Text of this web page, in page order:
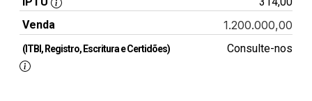
Venda
1.200.000,00
(ITBI, Registro, Escritura e Certidões) Consulte-nos